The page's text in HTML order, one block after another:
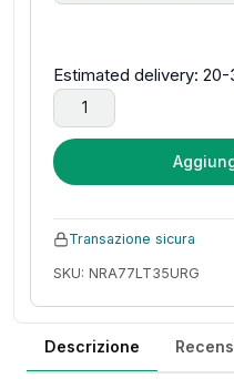
Estimated delivery: 20-
Laptop da 15,6 pollici
Transazione sicura
SKU: NRA77LT35URG
Descrizione